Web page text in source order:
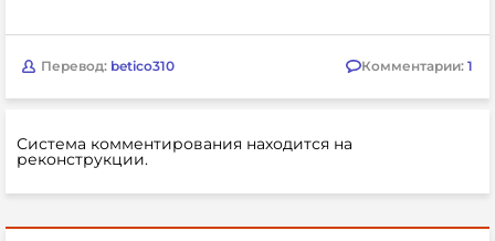
Перевод: betico310 Комментарии: 1
Система комментирования находится на
реконструкции.